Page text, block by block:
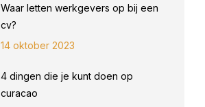
Waar letten werkgevers op bij een
cv?
14 oktober 2023
4 dingen die je kunt doen op
curacao